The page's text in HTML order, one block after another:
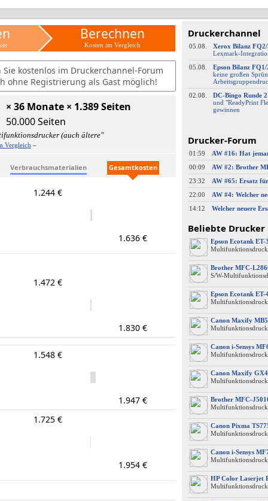
Berechnen
Kosten im Vergleich
kostenlos im Druckerchannel-Forum
ohne Registrierung als Gast möglich!
× 36 Monate × 1.389 Seiten
50.000 Seiten
(auch ältere"
Vergleich –
Verbrauchsmaterialien Gesamtkosten
1.244 €
1.636 €
1.472 €
1.830 €
1.548 €
1.947 €
1.725 €
1.954 €
Druckerchannel
05.08.
Xerox Bilanz FQ2/
Lexmark-
05.08.
Epson Bilanz FQ1/
keine großen
02.08.
DC-​Bingo Runde
und "ReadyPrint
gewinnen
Drucker-Forum
01:59
00:09
23:32
AW #65: Ersatz
22:00
14:12
Welcher neuere
Beliebte Drucker
Epson Ecotank ET-
Brother MFC-
S/W-
Epson Ecotank ET-
Canon Maxify
Canon i-Sensys
Canon Maxify
Brother MFC-
Canon Pixma
Canon i-Sensys
HP Color Laserjet